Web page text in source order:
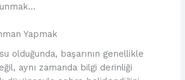
Yapmak
olduğunda, başarının genellikle
aynı zamanda bilgi derinliği